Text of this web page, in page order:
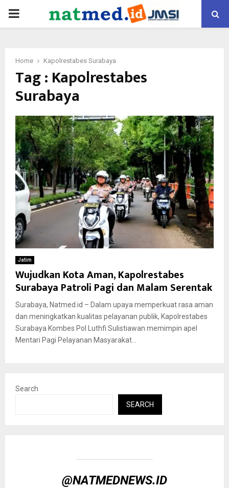
PRIMARY
Home Kapolrestabes Surabaya
Tag : Kapolrestabes
Surabaya
Jatim
Wujudkan Kota Aman, Kapolrestabes
Surabaya Patroli Pagi dan Malam Serentak
Surabaya, Natmed.id – Dalam upaya memperkuat rasa aman
dan meningkatkan kualitas pelayanan publik, Kapolrestabes
Surabaya Kombes Pol Luthfi Sulistiawan memimpin apel
Mentari Pagi Pelayanan Masyarakat...
Search
SEARCH
@NATMEDNEWS.ID